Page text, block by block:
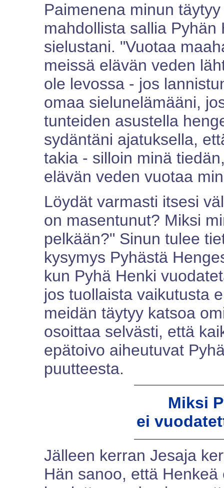
Paimenena minun
mahdollista sallia
sielustani. "Vuotaa
meissä elävän veden
ole levossa - jos
omaa sielunelämääni,
tunteiden asustella
sydäntäni ajatuksella,
takia - silloin minä
elävän veden vuotaa
Löydät varmasti itsesi
on masentunut? Miksi
pelkään?" Sinun tulee
kysymys Pyhästä
kun Pyhä Henki
jos tuollaista vaikutusta
meidän täytyy katsoa
osoittaa selvästi, että
epätoivo aiheutuvat
puutteesta.
Miksi
ei
Jälleen kerran Jesaja
Hän sanoo, että